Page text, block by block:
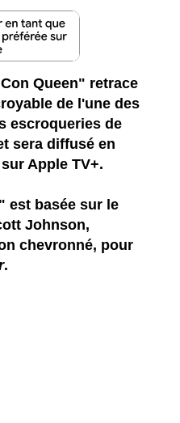
Queen" retrace
de l'une des
escroqueries de
sera diffusé en
Apple TV+.
est basée sur le
Johnson,
chevronné, pour
.